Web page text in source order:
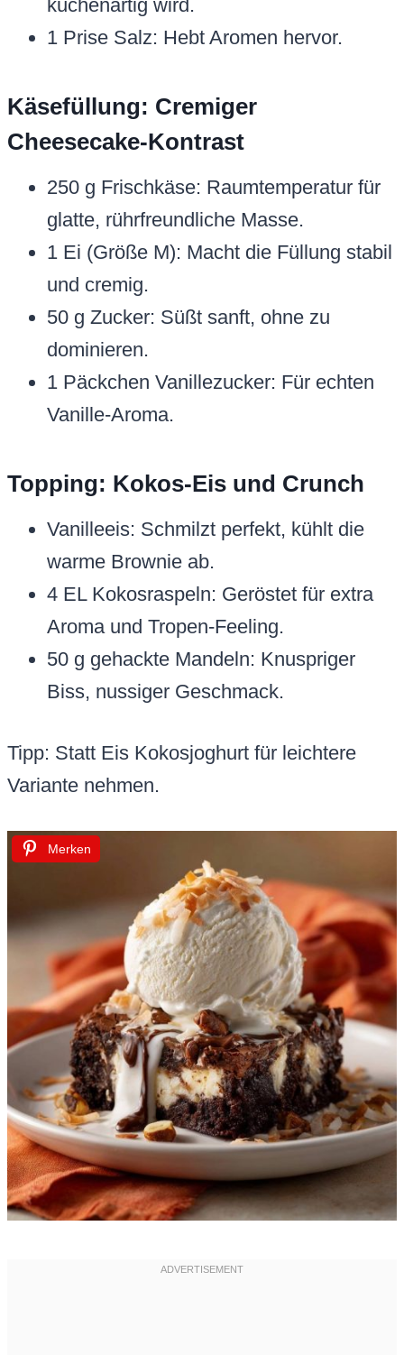
kuchenartig wird.
1 Prise Salz: Hebt Aromen hervor.
Käsefüllung: Cremiger
Cheesecake-Kontrast
250 g Frischkäse: Raumtemperatur für
glatte, rührfreundliche Masse.
1 Ei (Größe M): Macht die Füllung stabil
und cremig.
50 g Zucker: Süßt sanft, ohne zu
dominieren.
1 Päckchen Vanillezucker: Für echten
Vanille-Aroma.
Topping: Kokos-Eis und Crunch
Vanilleeis: Schmilzt perfekt, kühlt die
warme Brownie ab.
4 EL Kokosraspeln: Geröstet für extra
Aroma und Tropen-Feeling.
50 g gehackte Mandeln: Knuspriger
Biss, nussiger Geschmack.
Tipp: Statt Eis Kokosjoghurt für leichtere
Variante nehmen.
Merken